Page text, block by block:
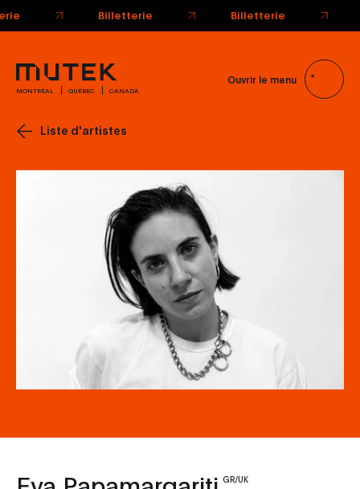
MONTRÉAL QUÉBEC CANADA
Ouvrir le menu
Liste d'artistes
GR/UK